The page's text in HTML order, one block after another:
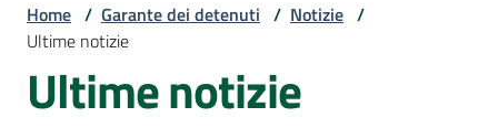
Cosa
fa
Home / Garante dei detenuti / Notizie /
Ultime notizie
Ultime notizie